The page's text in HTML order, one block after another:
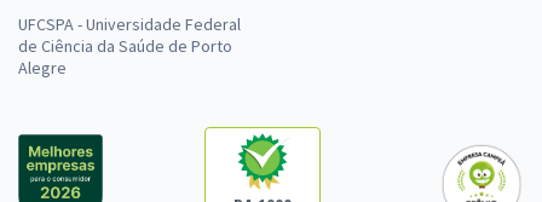
UFCSPA - Universidade Federal
de Ciência da Saúde de Porto
Alegre